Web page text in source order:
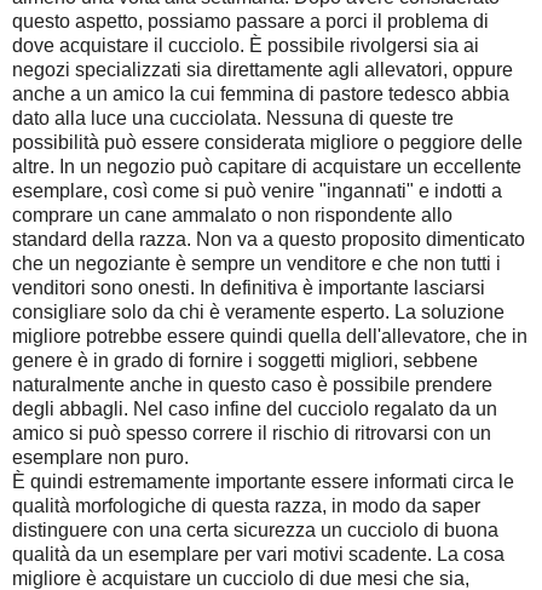
questo aspetto, possiamo passare a porci il problema di
dove acquistare il cucciolo. È possibile rivolgersi sia ai
negozi specializzati sia direttamente agli allevatori, oppure
anche a un amico la cui femmina di pastore tedesco abbia
dato alla luce una cucciolata. Nessuna di queste tre
possibilità può essere considerata migliore o peggiore delle
altre. In un negozio può capitare di acquistare un eccellente
esemplare, così come si può venire "ingannati" e indotti a
comprare un cane ammalato o non rispondente allo
standard della razza. Non va a questo proposito dimenticato
che un negoziante è sempre un venditore e che non tutti i
venditori sono onesti. In definitiva è importante lasciarsi
consigliare solo da chi è veramente esperto. La soluzione
migliore potrebbe essere quindi quella dell'allevatore, che in
genere è in grado di fornire i soggetti migliori, sebbene
naturalmente anche in questo caso è possibile prendere
degli abbagli. Nel caso infine del cucciolo regalato da un
amico si può spesso correre il rischio di ritrovarsi con un
esemplare non puro.
È quindi estremamente importante essere informati circa le
qualità morfologiche di questa razza, in modo da saper
distinguere con una certa sicurezza un cucciolo di buona
qualità da un esemplare per vari motivi scadente. La cosa
migliore è acquistare un cucciolo di due mesi che sia,